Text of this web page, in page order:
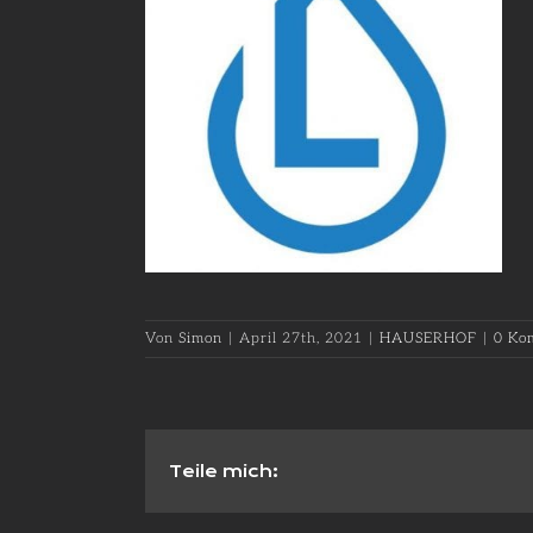
Von Simon April 27th, 2021 HAUSERHOF 0
Teile mich: